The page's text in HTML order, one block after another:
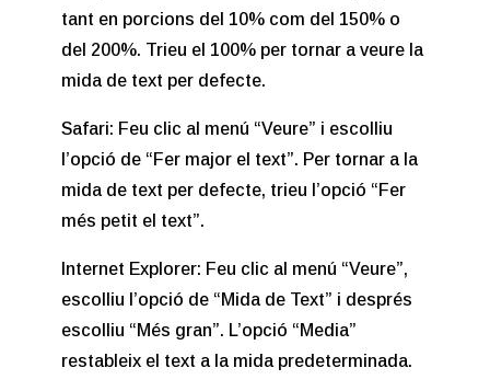
tant en porcions del 10% com del 150% o
del 200%. Trieu el 100% per tornar a veure la
mida de text per defecte.
Safari: Feu clic al menú “Veure” i escolliu
l’opció de “Fer major el text”. Per tornar a la
mida de text per defecte, trieu l’opció “Fer
més petit el text”.
Internet Explorer: Feu clic al menú “Veure”,
escolliu l’opció de “Mida de Text” i després
escolliu “Més gran”. L’opció “Media”
restableix el text a la mida predeterminada.